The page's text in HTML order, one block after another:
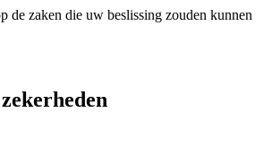
de zaken die uw beslissing zouden kunnen